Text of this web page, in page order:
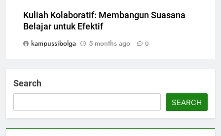
Kuliah Kolaboratif: Membangun Suasana
Belajar untuk Efektif
kampussibolga
5 months ago 0
Search
SEARCH